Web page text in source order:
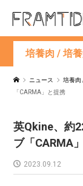
培養肉 / 培
ニュース 培養肉
「CARMA」と提携
英Qkine、約
ブ「CARMA
2023.09.12